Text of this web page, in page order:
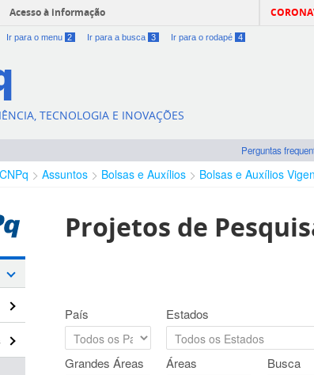
Acesso à informação
Ir para o menu 2 Ir para a busca 3 Ir para o rodapé 4
TECNOLOGIA E INOVAÇÕES
Perguntas
CNPq Assuntos Bolsas e Auxílios Bolsas e Auxílios
Projetos de
País Estados
Grandes Áreas Áreas Busca